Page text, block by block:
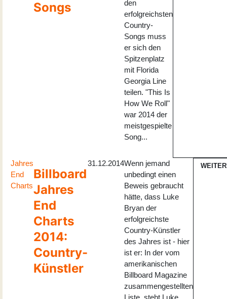
Songs
den
erfolgreichsten
Country-
Songs muss
er sich den
Spitzenplatz
mit Florida
Georgia Line
teilen. "This Is
How We Roll"
war 2014 der
meistgespielte
Song...
Jahres
End
Charts
Billboard
Jahres
End
Charts
2014:
Country-
Künstler
31.12.2014Wenn jemand
unbedingt einen
Beweis gebraucht
hätte, dass Luke
Bryan der
erfolgreichste
Country-Künstler
des Jahres ist - hier
ist er: In der vom
amerikanischen
Billboard Magazine
zusammengestellten